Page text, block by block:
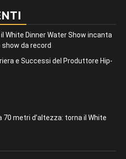
White Dinner Water Show incanta
show da record
e Successi del Produttore Hip-
70 metri d’altezza: torna il White